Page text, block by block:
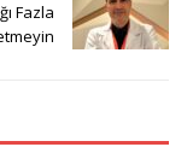
Fazla